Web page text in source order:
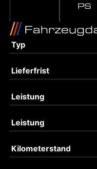
PS
Typ
Lieferfrist
Leistung
Leistung
Kilometerstand